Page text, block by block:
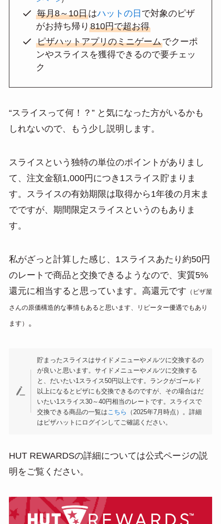
毎月8～10日はハットの日 で対象のピザ
がお持ち帰り 810円で超お得
ピザハットアプリのミニゲームでクーポ
ンやスライスを獲得できるので要チェッ
ク
“スライスって何！？” と気になった方がいるかも
しれないので、もう少し説明します。
スライスという独特の単位のポイントがありまし
て、注文金額1,000円につき1スライス貯まりま
す。スライスの有効期限は取得から1年後の月末ま
でですが、期間限定スライスというのもありま
す。
私がざっと計算した感じ、1スライスあたり約50円
のレートで商品と交換できるようなので、実質5%
還元に相当すると思っています。高還元です （ピザ屋
さんの原価構造的な事情もあると思います、リピーター優遇でもあり
ます） 。
貯まったスライスはサイドメニューやメルツに交換するの
が良いと思います。サイドメニューやメルツに交換する
と、だいたい1スライス50円以上です。ランクがゴールド
以上になるとピザにも交換できるのですが、その場合はだ
いたい1スライス30～40円相当のレートです。スライスで
交換できる商品の一覧はこちら
（2025年7月時点）。詳細
はピザハットにログインしてご確認ください。
HUT REWARDSの詳細については公式ページの説
明をご覧ください。